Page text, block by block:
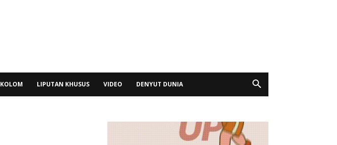
KOLOM LIPUTAN KHUSUS VIDEO DENYUT DUNIA